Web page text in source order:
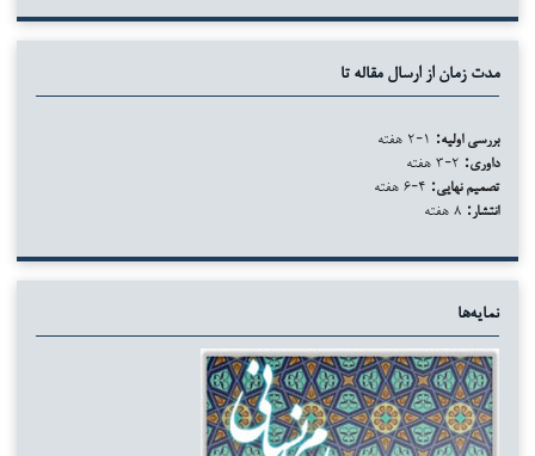
مدت زمان از ارسال مقاله تا
بررسی اولیه:
داوری:
تصمیم نهایی:
انتشار:
نمایه‌ها